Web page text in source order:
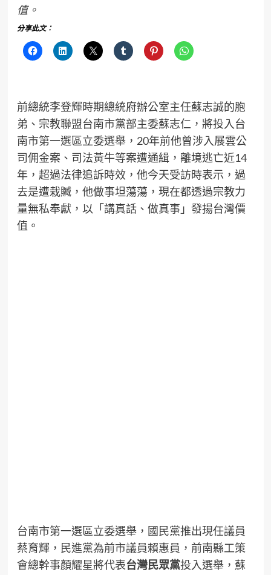
值。
分享此文：
前總統李登輝時期總統府辦公室主任蘇志誠的胞
弟、宗教聯盟台南市黨部主委蘇志仁，將投入台
南市第一選區立委選舉，20年前他曾涉入展雲公
司佣金案、司法黃牛等案遭通緝，離境逃亡近14
年，超過法律追訴時效，他今天受訪時表示，過
去是遭栽贓，他做事坦蕩蕩，現在都透過宗教力
量無私奉獻，以「講真話、做真事」發揚台灣價
值。
台南市第一選區立委選舉，國民黨推出現任議員
蔡育輝，民進黨為前市議員賴惠員，前南縣工策
會總幹事顏耀星將代表台灣民眾黨投入選舉，蘇